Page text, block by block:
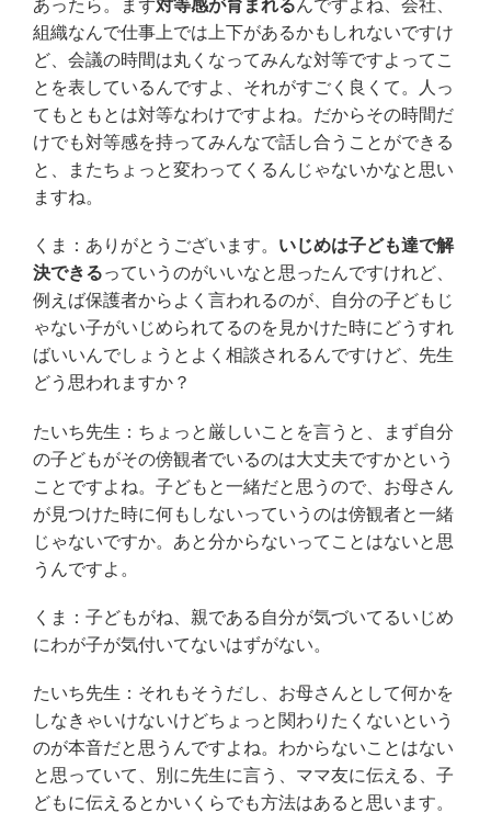
あったら。まず対等感が育まれるんですよね、会社、
組織なんで仕事上では上下があるかもしれないですけ
ど、会議の時間は丸くなってみんな対等ですよってこ
とを表しているんですよ、それがすごく良くて。人っ
てもともとは対等なわけですよね。だからその時間だ
けでも対等感を持ってみんなで話し合うことができる
と、またちょっと変わってくるんじゃないかなと思い
ますね。
くま：ありがとうございます。 いじめは子ども達で解
決できるっていうのがいいなと思ったんですけれど、
例えば保護者からよく言われるのが、自分の子どもじ
ゃない子がいじめられてるのを見かけた時にどうすれ
ばいいんでしょうとよく相談されるんですけど、先生
どう思われますか？
たいち先生：ちょっと厳しいことを言うと、まず自分
の子どもがその傍観者でいるのは大丈夫ですかという
ことですよね。子どもと一緒だと思うので、お母さん
が見つけた時に何もしないっていうのは傍観者と一緒
じゃないですか。あと分からないってことはないと思
うんですよ。
くま：子どもがね、親である自分が気づいてるいじめ
にわが子が気付いてないはずがない。
たいち先生：それもそうだし、お母さんとして何かを
しなきゃいけないけどちょっと関わりたくないという
のが本音だと思うんですよね。わからないことはない
と思っていて、別に先生に言う、ママ友に伝える、子
どもに伝えるとかいくらでも方法はあると思います。